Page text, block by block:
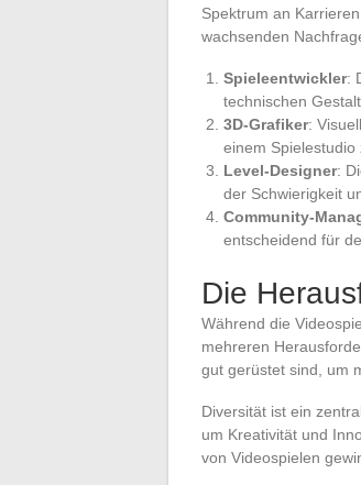
Spektrum an
wachsenden
Spieleentwickler:
technischen
3D-Grafiker:
einem Spielestudio
Level-Designer:
der Schwierigkeit
Community-
entscheidend für
Die
Während die
mehreren
gut gerüstet sind, um
Diversität ist ein
um Kreativität und
von Videospielen